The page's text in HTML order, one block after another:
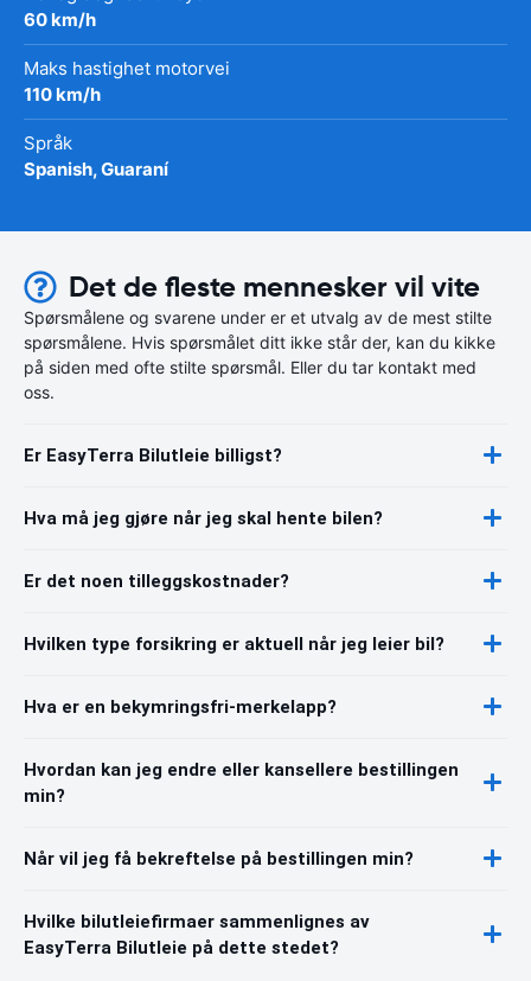
60 km/h
Maks hastighet motorvei
110 km/h
Språk
Spanish, Guaraní
Det de fleste mennesker vil vite
Spørsmålene og svarene under er et utvalg av de mest stilte
spørsmålene. Hvis spørsmålet ditt ikke står der, kan du kikke
på siden med ofte stilte spørsmål. Eller du tar kontakt med
oss.
Er EasyTerra Bilutleie billigst?
Hva må jeg gjøre når jeg skal hente bilen?
Er det noen tilleggskostnader?
Hvilken type forsikring er aktuell når jeg leier bil?
Hva er en bekymringsfri-merkelapp?
Hvordan kan jeg endre eller kansellere bestillingen
min?
Når vil jeg få bekreftelse på bestillingen min?
Hvilke bilutleiefirmaer sammenlignes av
EasyTerra Bilutleie på dette stedet?